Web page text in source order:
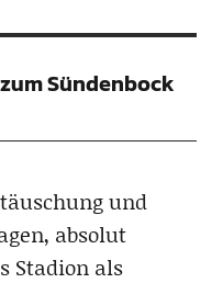
Sündenbock
und
absolut
Stadion als